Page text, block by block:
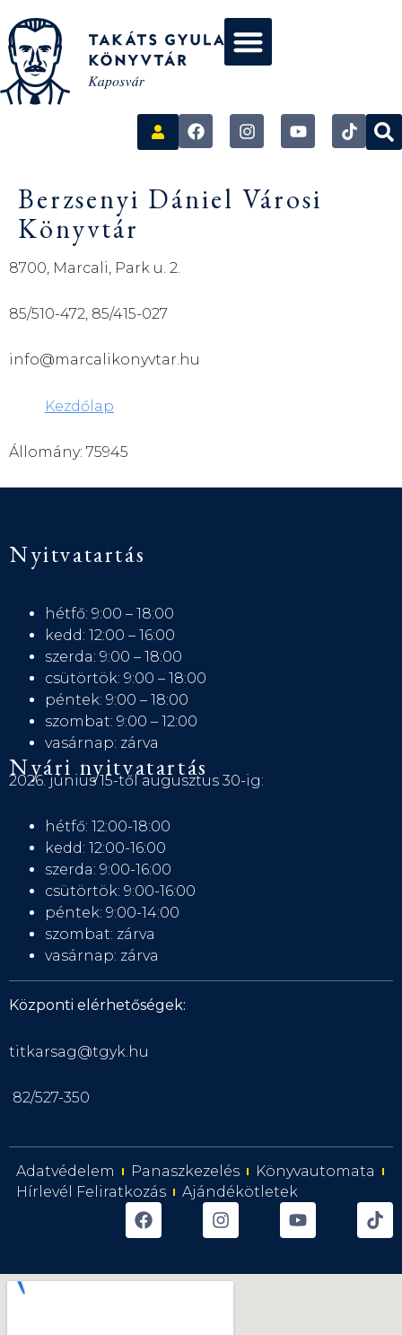
Berzsenyi Dániel Városi
Könyvtár
8700, Marcali, Park u. 2.
85/510-472, 85/415-027
info@marcalikonyvtar.hu
Kezdőlap
Állomány: 75945
Nyitvatartás
hétfő: 9:00 – 18:00
kedd: 12:00 – 16:00
szerda: 9:00 – 18:00
csütörtök: 9:00 – 18:00
péntek: 9:00 – 18:00
szombat: 9:00 – 12:00
vasárnap: zárva
Nyári nyitvatartás
2026. június 15-től augusztus 30-ig:
hétfő: 12:00-18:00
kedd: 12:00-16:00
szerda: 9:00-16:00
csütörtök: 9:00-16:00
péntek: 9:00-14:00
szombat: zárva
vasárnap: zárva
Központi elérhetőségek:
titkarsag@tgyk.hu
82/527-350
Adatvédelem Panaszkezelés
Könyvautomata
Hírlevél Feliratkozás
Ajándékötletek